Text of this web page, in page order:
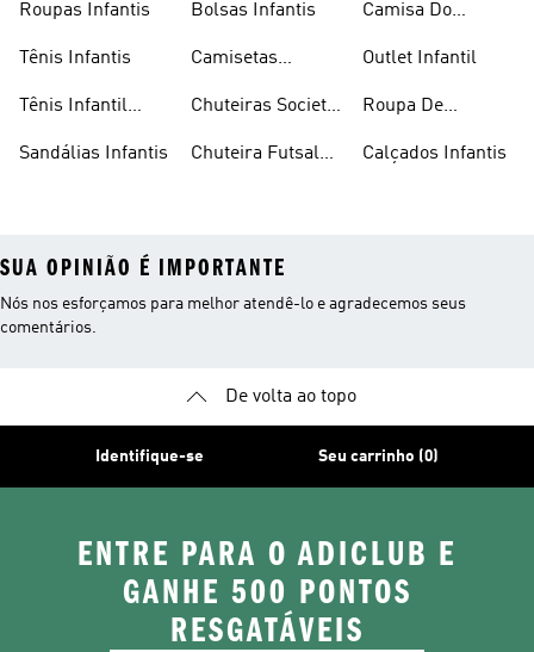
Roupas Infantis
Tênis Infantis
Tênis Infantil
Sandálias Infantis
Bolsas Infantis
Camisetas
Chuteiras Society
Chuteira Futsal
Camisa Do
Outlet Infantil
Roupa De
Calçados Infantis
SUA OPINIÃO É IMPORTANTE
Nós nos esforçamos para melhor atendê-lo e agradecemos seus
comentários.
De volta ao topo
Identifique-se Seu carrinho (0)
ENTRE PARA O ADICLUB E
GANHE 500 PONTOS
RESGATÁVEIS